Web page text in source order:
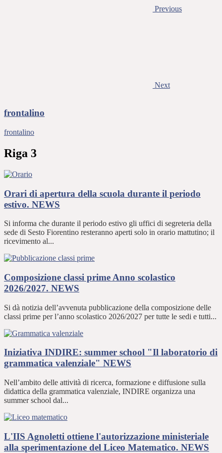
Previous
Next
frontalino
frontalino
Riga 3
Orari di apertura della scuola durante il periodo
estivo. NEWS
Si informa che durante il periodo estivo gli uffici di segreteria della
sede di Sesto Fiorentino resteranno aperti solo in orario mattutino; il
ricevimento al...
Composizione classi prime Anno scolastico
2026/2027. NEWS
Si dà notizia dell’avvenuta pubblicazione della composizione delle
classi prime per l’anno scolastico 2026/2027 per tutte le sedi e tutti...
Iniziativa INDIRE: summer school "Il laboratorio di
grammatica valenziale" NEWS
Nell’ambito delle attività di ricerca, formazione e diffusione sulla
didattica della grammatica valenziale, INDIRE organizza una
summer school dal...
L'IIS Agnoletti ottiene l'autorizzazione ministeriale
alla sperimentazione del Liceo Matematico. NEWS